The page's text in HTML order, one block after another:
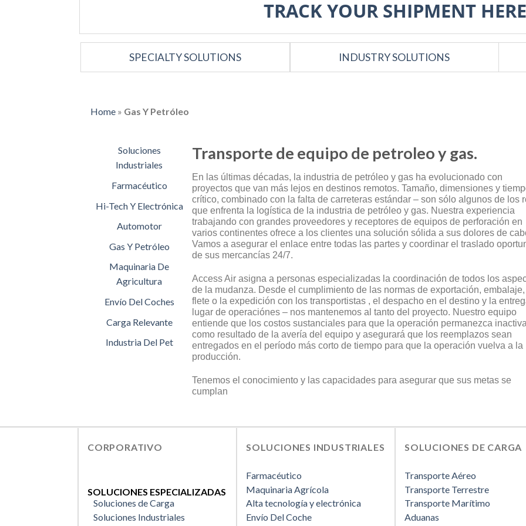
TRACK YOUR SHIPMENT HERE
SPECIALTY SOLUTIONS INDUSTRY SOLUTIONS
Home» Gas Y Petróleo
Soluciones
Industriales
Farmacéutico
Hi-Tech Y Electrónica
Automotor
Gas Y Petróleo
Maquinaria De
Agricultura
Envío Del Coches
Carga Relevante
Industria Del Pet
Transporte de equipo de petroleo y gas.
En las últimas décadas, la industria de petróleo y gas ha evolucionado con
proyectos que van más lejos en destinos remotos. Tamaño, dimensiones y
crítico, combinado con la falta de carreteras estándar – son sólo algunos de los
que enfrenta la logística de la industria de petróleo y gas. Nuestra experiencia
trabajando con grandes proveedores y receptores de equipos de perforación en
varios continentes ofrece a los clientes una solución sólida a sus dolores de
Vamos a asegurar el enlace entre todas las partes y coordinar el traslado
de sus mercancías 24/7.
Access Air asigna a personas especializadas la coordinación de todos los
de la mudanza. Desde el cumplimiento de las normas de exportación, embalaje,
flete o la expedición con los transportistas , el despacho en el destino y la
lugar de operaciónes – nos mantenemos al tanto del proyecto. Nuestro equipo
entiende que los costos sustanciales para que la operación permanezca inactiva
como resultado de la avería del equipo y asegurará que los reemplazos sean
entregados en el período más corto de tiempo para que la operación vuelva a la
producción.
Tenemos el conocimiento y las capacidades para asegurar que sus metas se
cumplan
CORPORATIVO
SOLUCIONES ESPECIALIZADAS
Soluciones de Carga
Soluciones Industriales
SOLUCIONES INDUSTRIALES
Farmacéutico
Maquinaria Agrícola
Alta tecnología y electrónica
Envío Del Coche
SOLUCIONES DE CARGA
Transporte Aéreo
Transporte Terrestre
Transporte Marítimo
Aduanas